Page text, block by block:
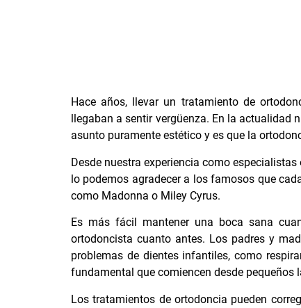
Hace años, llevar un tratamiento de
llegaban a sentir vergüenza. En la
asunto puramente estético y es que la
Desde nuestra experiencia como especialistas
lo podemos agradecer a los famosos que
como Madonna o Miley Cyrus.
Es más fácil mantener una boca sana
ortodoncista cuanto antes. Los padres y
problemas de dientes infantiles, como
fundamental que comiencen desde
Los tratamientos de ortodoncia pueden